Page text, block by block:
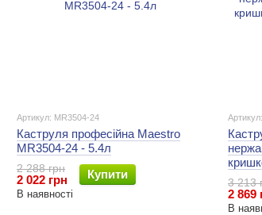
Артикул: MR3504-24
Каструля професійна Maestro
MR3504-24 - 5.4л
2 288 грн
2 022 грн Купити
В наявності
3 213
2 869
В